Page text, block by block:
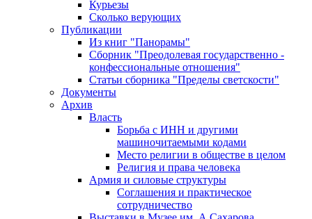
Курьезы
Сколько верующих
Публикации
Из книг "Панорамы"
Сборник "Преодолевая государственно -
конфессиональные отношения"
Статьи сборника "Пределы светскости"
Документы
Архив
Власть
Борьба с ИНН и другими
машиночитаемыми кодами
Место религии в обществе в целом
Религия и права человека
Армия и силовые структуры
Соглашения и практическое
сотрудничество